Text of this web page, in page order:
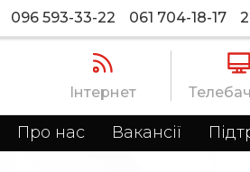
096 593-33-22 061 704-18-17
Інтернет
Про нас Вакансії